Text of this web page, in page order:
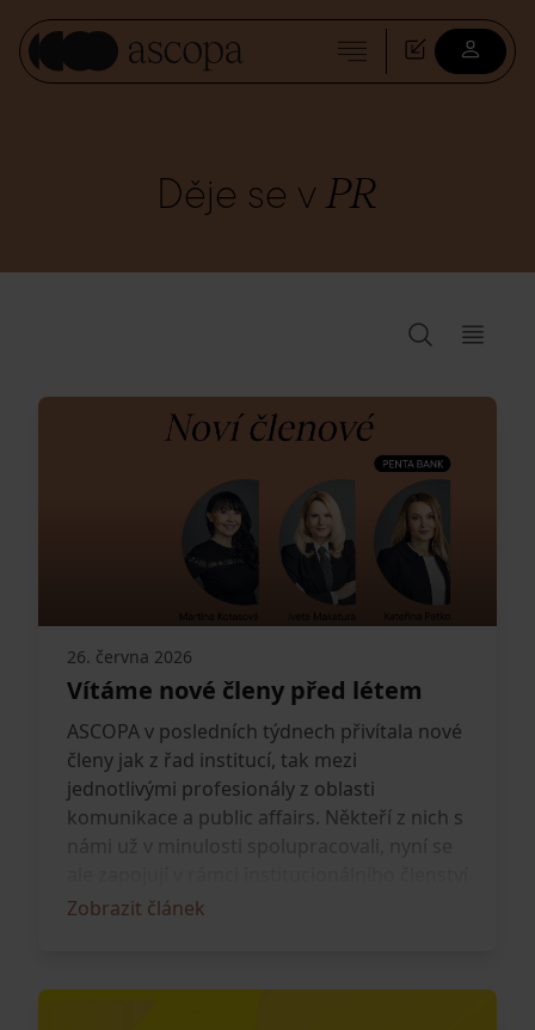
Děje se v PR